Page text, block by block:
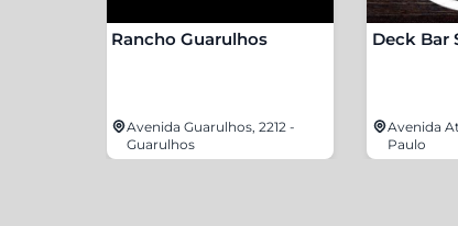
Rancho Guarulhos
Avenida Guarulhos, 2212 -
Guarulhos
Deck Bar
Avenida
Paulo